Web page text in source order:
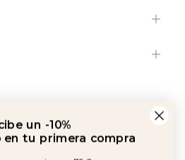
superiores a 79€
con artículos rebajados.